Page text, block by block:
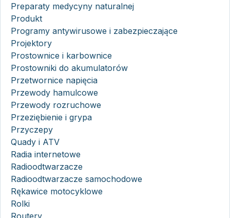
Preparaty medycyny naturalnej
Produkt
Programy antywirusowe i zabezpieczające
Projektory
Prostownice i karbownice
Prostowniki do akumulatorów
Przetwornice napięcia
Przewody hamulcowe
Przewody rozruchowe
Przeziębienie i grypa
Przyczepy
Quady i ATV
Radia internetowe
Radioodtwarzacze
Radioodtwarzacze samochodowe
Rękawice motocyklowe
Rolki
Routery